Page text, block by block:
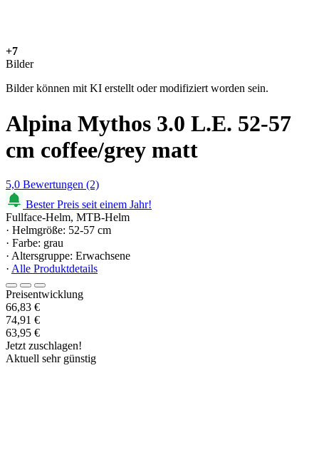
+7
Bilder
Bilder können mit KI erstellt oder modifiziert worden sein.
Alpina Mythos 3.0 L.E. 52-57
cm coffee/grey matt
5,0 Bewertungen (2)
Bester Preis seit einem Jahr!
Fullface-Helm, MTB-Helm
· Helmgröße: 52-57 cm
· Farbe: grau
· Altersgruppe: Erwachsene
· Alle Produktdetails
Preisentwicklung
66,83 €
74,91 €
63,95 €
Jetzt zuschlagen!
Aktuell sehr günstig